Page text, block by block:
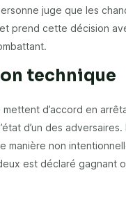
juge que les
prend cette décision
technique
mettent d’accord en
d’un des adversaires.
manière non
est déclaré gagnant